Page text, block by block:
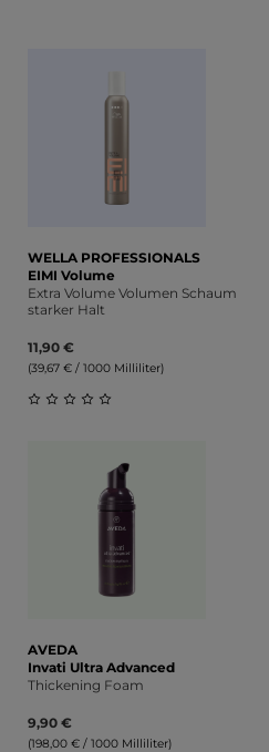
WELLA PROFESSIONALS
EIMI Volume
Extra Volume Volumen Schaum
starker Halt
11,90 €
(39,67 € / 1000 Milliliter)
AVEDA
Invati Ultra Advanced
Thickening Foam
9,90 €
(198,00 € / 1000 Milliliter)